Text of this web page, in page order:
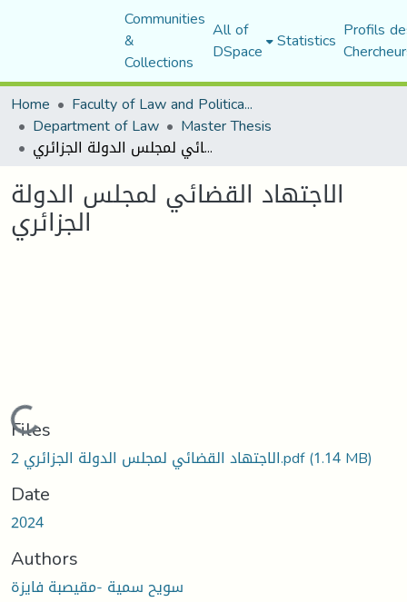
Communities
&
Collections
All of
DSpace Statistics Profils
Home
Faculty of Law and Political Science
Department of Law Master Thesis
الاجتهاد القضائي لمجلس الدولة الجزائري
الاجتهاد القضائي لمجلس الدولة
الجزائري
Loading...
Files
الاجتهاد القضائي لمجلس الدولة الجزائري 2.pdf(1.14 MB)
Date
2024
Authors
سويح سمية -مقيصبة فايزة